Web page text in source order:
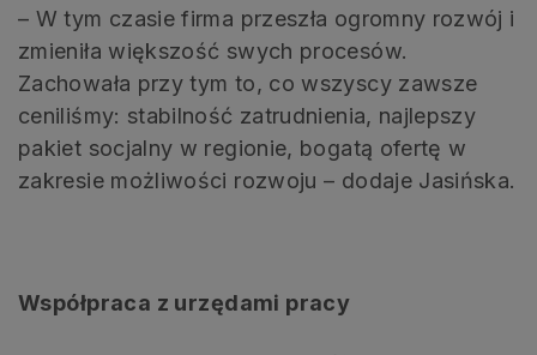
– W tym czasie firma przeszła ogromny rozwój i
zmieniła większość swych procesów.
Zachowała przy tym to, co wszyscy zawsze
ceniliśmy: stabilność zatrudnienia, najlepszy
pakiet socjalny w regionie, bogatą ofertę w
zakresie możliwości rozwoju – dodaje Jasińska.
Współpraca z urzędami pracy